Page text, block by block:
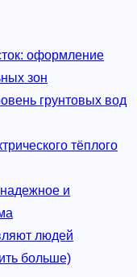
оформление
зон
грунтовых вод
тёплого
и
людей
больше)